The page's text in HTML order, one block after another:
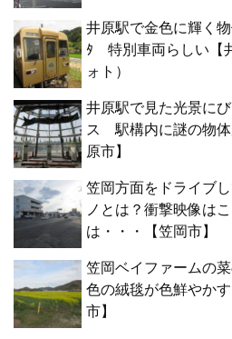
井原駅で金色に輝く
ﾀ 特別車両らしい【
ォト）
井原駅で見た光景に
ス 駅構内に謎の物
原市】
笠岡方面をドライブ
ノとは？衝撃映像は
は・・・【笠岡市】
笠岡ベイファームの
色の絨毯が色鮮やか
市】